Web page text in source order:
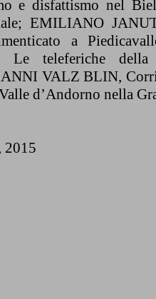
e disfattismo nel
EMILIANO
a
Le teleferiche
VALZ BLIN,
d’Andorno nella
2015